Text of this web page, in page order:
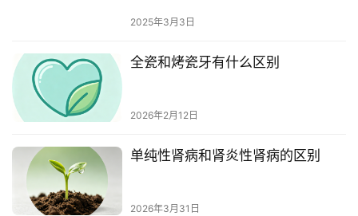
2025年3月3日
全瓷和烤瓷牙有什么区别
2026年2月12日
单纯性肾病和肾炎性肾病的区别
2026年3月31日